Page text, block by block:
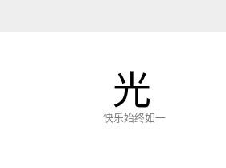
光
快乐始终如一